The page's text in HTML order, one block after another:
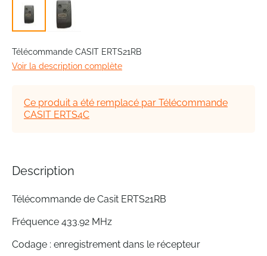
to
the
beginning
images
gallery
Télécommande CASIT ERTS21RB
Voir la description complète
Ce produit a été remplacé par Télécommande
CASIT ERTS4C
Description
Télécommande de Casit ERTS21RB
Fréquence 433.92 MHz
Codage : enregistrement dans le récepteur